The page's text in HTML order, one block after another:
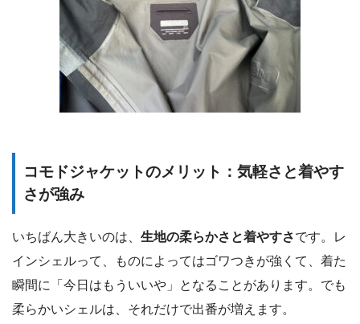
コモドジャケットのメリット：気軽さと着やす
さが強み
いちばん大きいのは、 生地の柔らかさと着やすさです。レ
インシェルって、ものによってはゴワつきが強くて、着た
瞬間に「今日はもういいや」となることがあります。でも
柔らかいシェルは、それだけで出番が増えます。